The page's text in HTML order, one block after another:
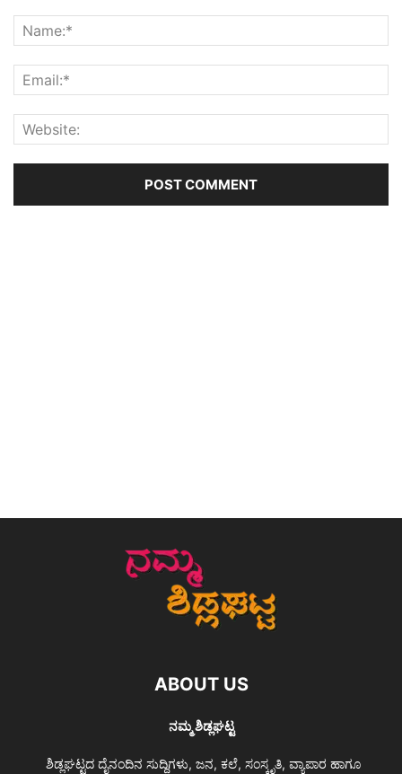
ABOUT US
ನಮ್ಮ ಶಿಡ್ಲಘಟ್ಟ
ಶಿಡ್ಲಘಟ್ಟದ ದೈನಂದಿನ ಸುದ್ದಿಗಳು, ಜನ, ಕಲೆ, ಸಂಸ್ಕೃತಿ, ವ್ಯಾಪಾರ ಹಾಗೂ